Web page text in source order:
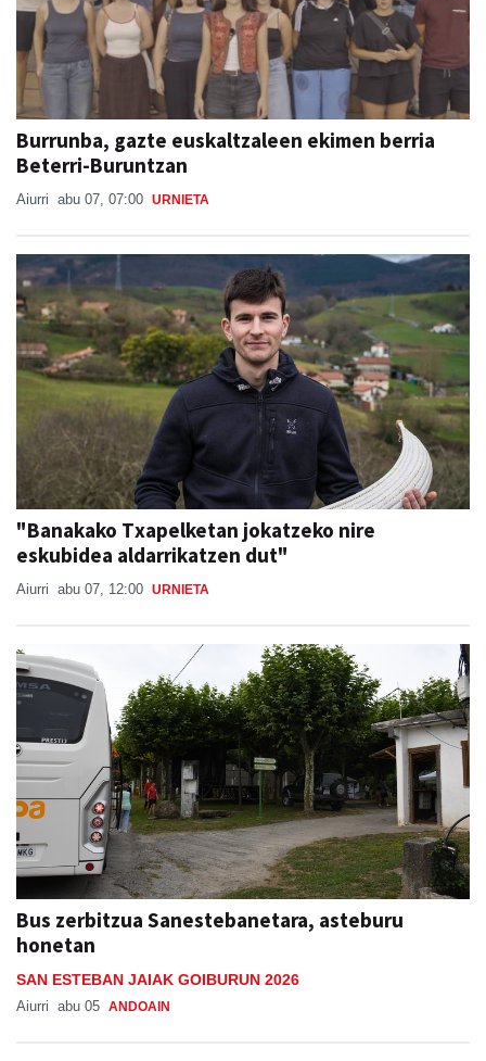
Burrunba, gazte euskaltzaleen ekimen berria
Beterri-Buruntzan
Aiurri abu 07, 07:00 URNIETA
"Banakako Txapelketan jokatzeko nire
eskubidea aldarrikatzen dut"
Aiurri abu 07, 12:00 URNIETA
Bus zerbitzua Sanestebanetara, asteburu
honetan
SAN ESTEBAN JAIAK GOIBURUN 2026
Aiurri abu 05 ANDOAIN